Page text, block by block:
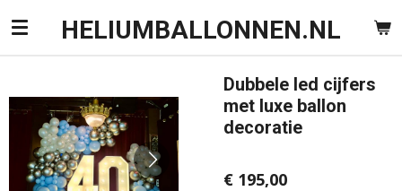
Ga
direct
hoofdinhoud
HELIUMBALLONNEN.NL
Dubbele led cijfers
met luxe ballon
decoratie
€ 195,00